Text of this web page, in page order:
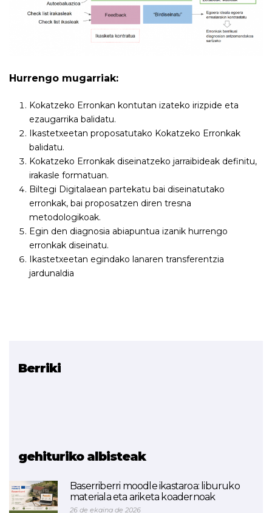
Hurrengo mugarriak:
Kokatzeko Erronkan kontutan izateko irizpide eta
ezaugarrika balidatu.
Ikastetxeetan proposatutako Kokatzeko Erronkak
balidatu.
Kokatzeko Erronkak diseinatzeko jarraibideak definitu,
irakasle formatuan.
Biltegi Digitalaean partekatu bai diseinatutako
erronkak, bai proposatzen diren tresna
metodologikoak.
Egin den diagnosia abiapuntua izanik hurrengo
erronkak diseinatu.
Ikastetxeetan egindako lanaren transferentzia
jardunaldia
Berriki
gehituriko albisteak
Baserriberri moodle ikastaroa: liburuko
materiala eta ariketa koadernoak
26 de ekaina de 2026